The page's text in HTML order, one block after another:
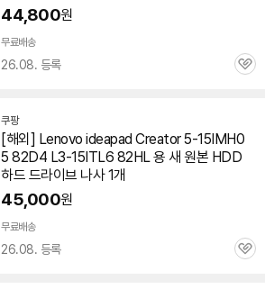
44,800원
무료배송
26.08. 등록
관
쿠팡
[해외] Lenovo ideapad Creator 5-15IMH0
5 82D4 L3-15ITL6 82HL 용 새 원본 HDD
하드 드라이브 나사 1개
45,000원
무료배송
26.08. 등록
관